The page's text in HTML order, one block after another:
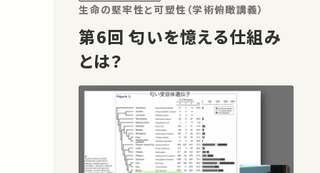
生命の堅牢性と可塑性（学術俯瞰講義）
第6回 匂いを憶える仕組み
とは？